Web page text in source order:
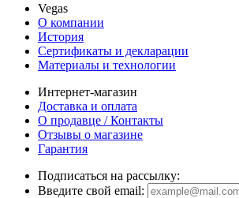
Vegas
О компании
История
Сертификаты и декларации
Материалы и технологии
Интернет-магазин
Доставка и оплата
О продавце / Контакты
Отзывы о магазине
Гарантия
Подписаться на рассылку:
Введите свой email: